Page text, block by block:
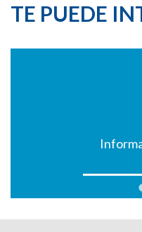
TE PUEDE